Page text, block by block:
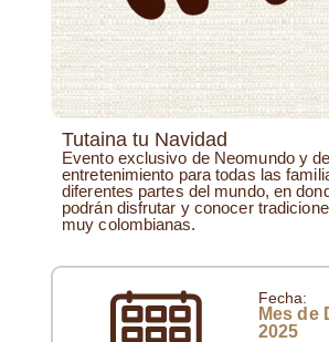
Tutaina tu Navidad
Evento exclusivo de Neomundo y de
entretenimiento para todas las
diferentes partes del mundo, en
podrán disfrutar y conocer
muy colombianas.
Fecha:
Mes de
2025